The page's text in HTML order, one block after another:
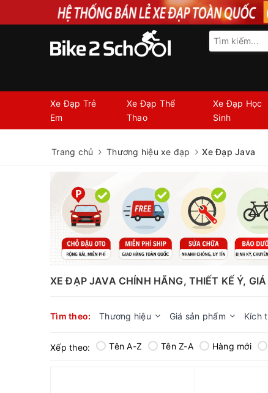
Xe Đạp Trẻ
Em
Xe Đạp Thể
Thao
Xe Đạp Học
Sinh
Trang chủ Thương hiệu xe đạp Xe Đạp Java
XE ĐẠP JAVA CHÍNH HÃNG, THIẾT KẾ Ý,
Tìm theo: Thương hiệu Giá sản phẩm Kích
Xếp theo: Tên A-Z Tên Z-A Hàng mới